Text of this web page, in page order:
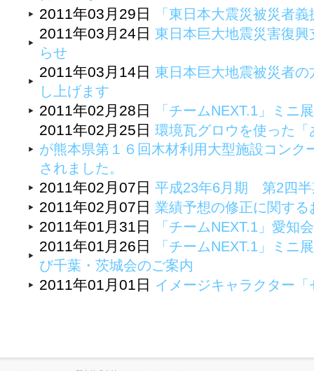
2011年03月29日
「東日本大震災被災者
2011年03月24日 東日本巨大地震災害復
らせ
2011年03月14日 東日本巨大地震被災者
し上げます
2011年02月28日
「チームNEXT.1」ミニ
2011年02月25日 環境瓦グロウを使った
が熊本県第１６回木材利用大型施設コンク
されました。
2011年02月07日 平成23年6月期 第2四半
2011年02月07日 業績予想の修正に関する
2011年01月31日 「チームNEXT.1」愛知
2011年01月26日 「チームNEXT.1」ミ
び千葉・茨城会のご案内
2011年01月01日 イメージキャラクター